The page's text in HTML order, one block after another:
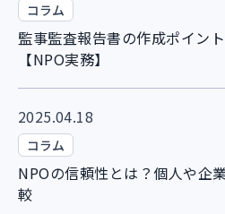
コラム
監事監査報告書の作成ポイン
【NPO実務】
2025.04.18
コラム
NPOの信頼性とは？個人や企
較